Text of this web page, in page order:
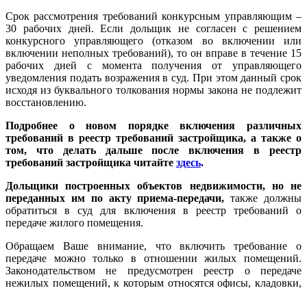
Срок рассмотрения требований конкурсным управляющим –
30 рабочих дней. Если дольщик не согласен с решением
конкурсного управляющего (отказом во включении или
включении неполных требований), то он вправе в течение 15
рабочих дней с момента получения от управляющего
уведомления подать возражения в суд. При этом данный срок
исходя из буквального толкования нормы закона не подлежит
восстановлению.
Подробнее о новом порядке включения различных
требований в реестр требований застройщика, а также о
том, что делать дальше после включения в реестр
требований застройщика читайте здесь.
Дольщики построенных объектов недвижимости, но не
переданных им по акту приема-передачи, также должны
обратиться в суд для включения в реестр требований о
передаче жилого помещения.
Обращаем Ваше внимание, что включить требование о
передаче можно только в отношении жилых помещений.
Законодательством не предусмотрен реестр о передаче
нежилых помещений, к которым относятся офисы, кладовки,